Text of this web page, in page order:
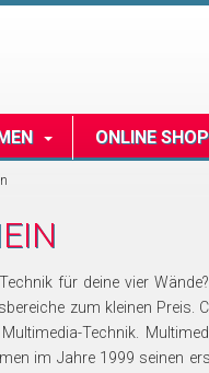
ONLINE
für deine vier
zum kleinen Preis.
Technik.
im Jahre 1999 seinen